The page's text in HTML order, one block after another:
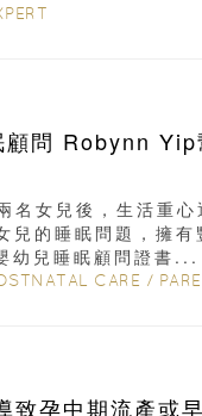
顧問 Robynn Yip
女兒後，生活重心
兒的睡眠問題，擁有
幼兒睡眠顧問證書...
CARE /